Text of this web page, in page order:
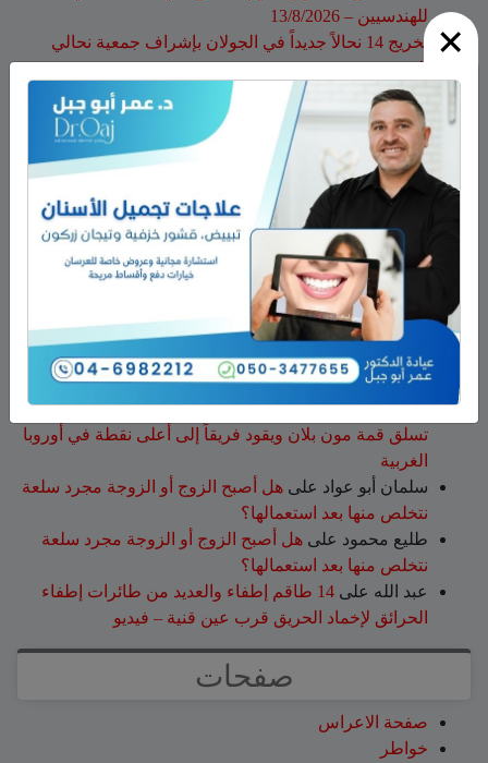
×
للهندسيين – 13/8/2026
تخريج 14 نحالاً جديداً في الجولان بإشراف جمعية نحالي
الحرمون
وفاة الأخت هالة علي محمود من مجدل شمس
الجولاني هادي أبو رافع ينجح في تسلق قمة مون بلان ويقود
فريقاً إلى أعلى نقطة في أوروبا الغربية
جمعية نحالي الحرمون تستضيف يوماً إرشادياً مهماً حول
مكافحة الآفات التي تصيب خلايا النحل
أحدث التعليقات
نبيه عويداتعلى
جمعية نحالي الحرمون
عزاتعلى
تخريج 14 نحالاً جديداً في الجولان بإشراف
جمعية نحالي الحرمون
عقاب ابو شاهينعلىالجولاني هادي أبو رافع ينجح في
تسلق قمة مون بلان ويقود فريقاً إلى أعلى نقطة في أوروبا
الغربية
سلمان أبو عواد على هل أصبح الزوج أو الزوجة مجرد سلعة
نتخلص منها بعد استعمالها؟
طليع محمود على هل أصبح الزوج أو الزوجة مجرد سلعة
نتخلص منها بعد استعمالها؟
عبد الله على
14 طاقم إطفاء والعديد من طائرات إطفاء
الحرائق لإخماد الحريق قرب عين قنية – فيديو
صفحات
صفحة الاعراس
خواطر